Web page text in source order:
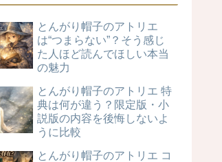
とんがり帽子のアトリエ
は“つまらない”？そう感じ
た人ほど読んでほしい本当
の魅力
とんがり帽子のアトリエ 特
典は何が違う？限定版・小
説版の内容を後悔しないよ
うに比較
とんがり帽子のアトリエ コ